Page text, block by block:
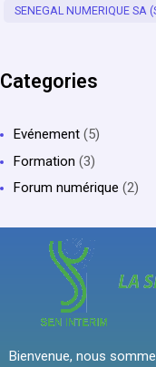
SENEGAL NUMERIQUE SA
Categories
Evénement (5)
Formation (3)
Forum numérique (2)
Bienvenue, nous